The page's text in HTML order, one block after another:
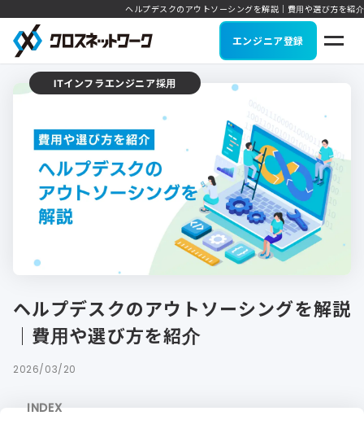
ヘルプデスクのアウトソーシングを解説｜費用や選び方を紹介
エンジニア登録
ITインフラエンジニア採用
ヘルプデスクのアウトソーシングを解説
｜費用や選び方を紹介
2026/03/20
INDEX